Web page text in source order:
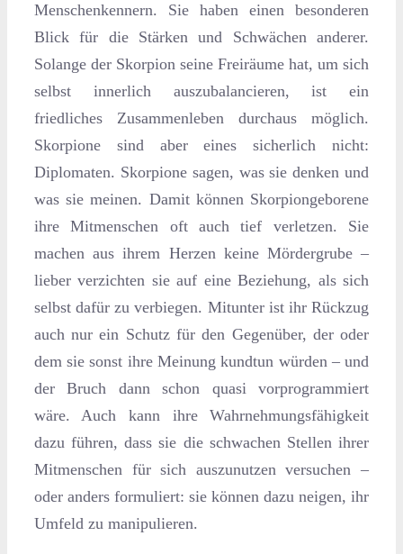
Menschenkennern. Sie haben einen besonderen
Blick für die Stärken und Schwächen anderer.
Solange der Skorpion seine Freiräume hat, um sich
selbst innerlich auszubalancieren, ist ein
friedliches Zusammenleben durchaus möglich.
Skorpione sind aber eines sicherlich nicht:
Diplomaten. Skorpione sagen, was sie denken und
was sie meinen. Damit können Skorpiongeborene
ihre Mitmenschen oft auch tief verletzen. Sie
machen aus ihrem Herzen keine Mördergrube –
lieber verzichten sie auf eine Beziehung, als sich
selbst dafür zu verbiegen. Mitunter ist ihr Rückzug
auch nur ein Schutz für den Gegenüber, der oder
dem sie sonst ihre Meinung kundtun würden – und
der Bruch dann schon quasi vorprogrammiert
wäre. Auch kann ihre Wahrnehmungsfähigkeit
dazu führen, dass sie die schwachen Stellen ihrer
Mitmenschen für sich auszunutzen versuchen –
oder anders formuliert: sie können dazu neigen, ihr
Umfeld zu manipulieren.